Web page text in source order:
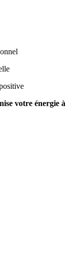
votre énergie à